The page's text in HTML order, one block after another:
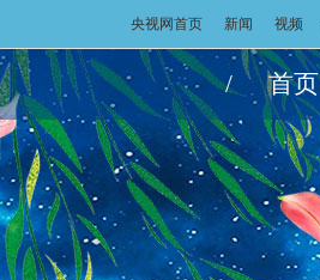
央视网首页 新闻 视频
/ 首页